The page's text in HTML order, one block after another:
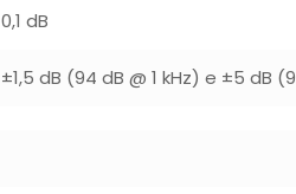
0,1 dB
±1,5 dB (94 dB @ 1 kHz) e ±5 dB